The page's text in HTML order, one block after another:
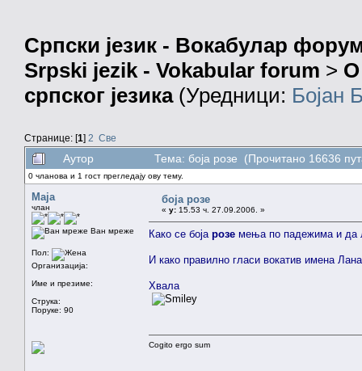
Српски језик - Вокабулар
Srpski jezik - Vokabular forum > О
српског језика(Уредници: Бојан
Странице: [1] 2 Све
Аутор Тема: боја розе (Прочитано 16636
0 чланова и 1 гост прегледају ову тему.
Maja
члан
Ван мреже
Пол:
Организација:
Име и презиме:
Струка:
Поруке: 90
боја розе
« у: 15.53 ч. 27.09.2006. »
Како се боја розе мења по падежима и да
И како правилно гласи вокатив имена
Хвала
Cogito ergo sum